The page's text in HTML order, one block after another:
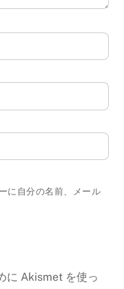
に自分の名前、メール
に Akismet を使っ